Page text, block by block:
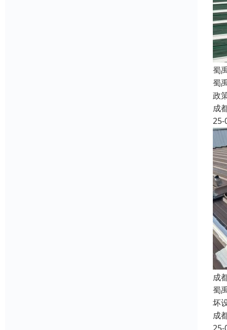
蜀
蜀
政
成
25-
成
蜀
坏
成